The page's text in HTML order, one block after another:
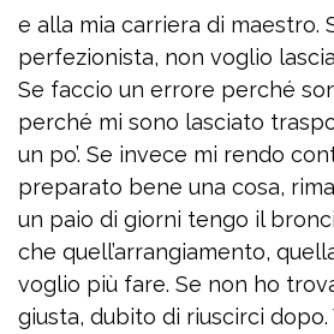
e alla mia carriera di maestro.
perfezionista, non voglio
Se faccio un errore perché
perché mi sono lasciato
un po’. Se invece mi rendo
preparato bene una cosa,
un paio di giorni tengo il
che quell’arrangiamento,
voglio più fare. Se non ho
giusta, dubito di riuscirci dopo.